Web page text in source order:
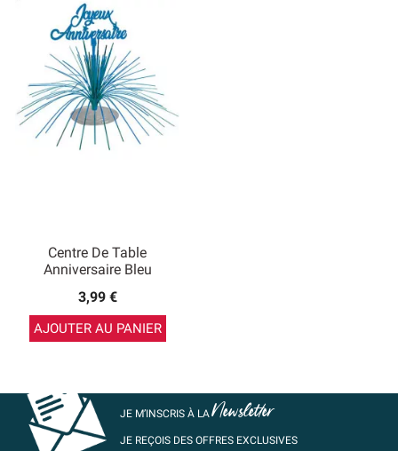
Centre De Table
Anniversaire Bleu
3,99 €
AJOUTER AU PANIER
JE M’INSCRIS À LANewsletter
JE REÇOIS DES OFFRES EXCLUSIVES